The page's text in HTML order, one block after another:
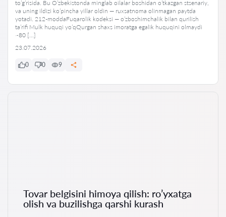
to’g’risida. Bu O’zbekistonda minglab oilalar boshidan o’tkazgan stsenariy,
va uning ildizi ko’pincha yillar oldin — ruxsatnoma olinmagan paytda
yotadi. 212-moddaFuqarolik kodeksi — o’zboshimchalik bilan qurilish
ta’rifi Mulk huquqi yo’qQurgan shaxs imoratga egalik huquqini olmaydi
~80 […]
23.07.2026
0 0 9
Tovar belgisini himoya qilish: ro’yxatga
olish va buzilishga qarshi kurash